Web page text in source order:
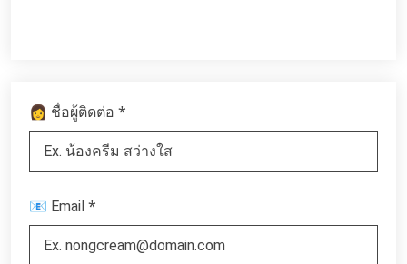
👩 ชื่อผู้ติดต่อ *
📧 Email *